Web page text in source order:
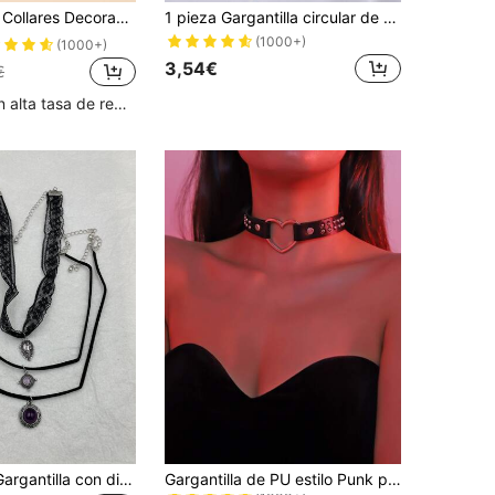
Decorados Con Encaje Floral
(1000+)
Clientes con alta tasa de repetición
1 pieza Gargantilla circular de tela de ante sintética negra con colgante de palito y cadena para mujeres, collar de verano gótico
(1000+)
3,54€
3 piezas/set Gargantilla con diseño de redondo Gargantilla de PU estilo Punk para mujer, 1 pieza, con tachuelas de corazón metálico y hebilla, accesorios callejeros de Hip Hop
#1 Más vendidos
en Negro Gargantillas para mujer
(1000+)